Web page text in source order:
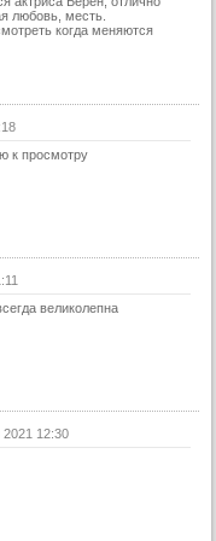
любовь, месть.
когда меняются
к просмотру
великолепна
12:30